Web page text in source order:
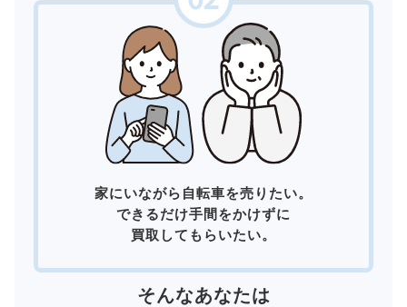
家にいながら自転車を売りたい。
できるだけ手間をかけずに
買取してもらいたい。
そんなあなたは